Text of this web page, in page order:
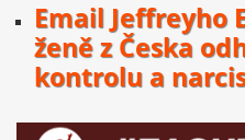
Email Jeffreyho
ženě z Česka
kontrolu a